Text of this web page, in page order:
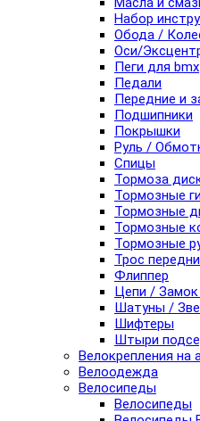
Набор
Обода /
Оси/
Пеги для bmx
Педали
Передние и
Подшипники
Покрышки
Руль /
Спицы
Тормоза
Тормозные
Тормозные
Тормозные
Тормозные
Трос
Флиппер
Цепи / Замок
Шатуны /
Шифтеры
Штыри
Велокрепления на
Велоодежда
Велосипеды
Велосипеды